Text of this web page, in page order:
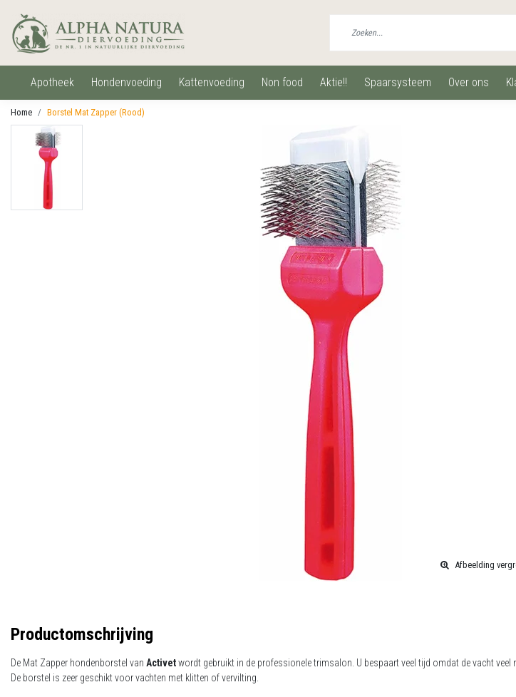
apotheek hondenvoeding kattenvoeding non food aktie!! spaarsysteem over ons
Home Borstel Mat Zapper (Rood)
Afbeelding
Productomschrijving
De Mat Zapper hondenborstel van Activetwordt gebruikt in de professionele trimsalon. U bespaart veel tijd omdat de vacht veel
De borstel is zeer geschikt voor vachten met klitten of vervilting.